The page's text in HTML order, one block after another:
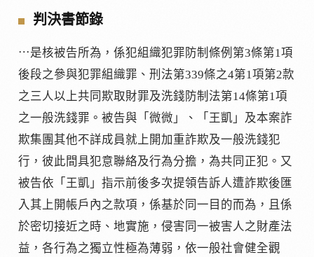
判決書節錄
⋯是核被告所為，係犯組織犯罪防制條例第3條第1項
後段之參與犯罪組織罪、刑法第339條之4第1項第2款
之三人以上共同欺取財罪及洗錢防制法第14條第1項
之一般洗錢罪。被告與「微微」、「王凱」及本案詐
欺集團其他不詳成員就上開加重詐欺及一般洗錢犯
行，彼此間具犯意聯絡及行為分擔，為共同正犯。又
被告依「王凱」指示前後多次提領告訴人遭詐欺後匯
入其上開帳戶內之款項，係基於同一目的而為，且係
於密切接近之時、地實施，侵害同一被害人之財產法
益，各行為之獨立性極為薄弱，依一般社會健全觀